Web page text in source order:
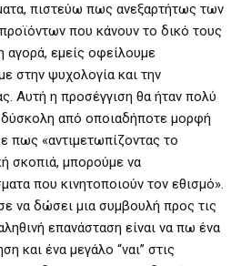
πιστεύω πως ανεξαρτήτως των
που κάνουν το δικό τους
αγορά, εμείς οφείλουμε
στην ψυχολογία και την
Αυτή η προσέγγιση θα ήταν πολύ
δύσκολη από οποιαδήποτε μορφή
πως «αντιμετωπίζοντας το
σκοπιά, μπορούμε να
που κινητοποιούν τον εθισμό».
να δώσει μια συμβουλή προς τις
επανάσταση είναι να πω ένα
και ένα μεγάλο “ναι” στις